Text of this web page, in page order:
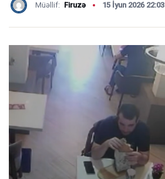
Müəllif: Firuzə 15 İyun 2026 22:03